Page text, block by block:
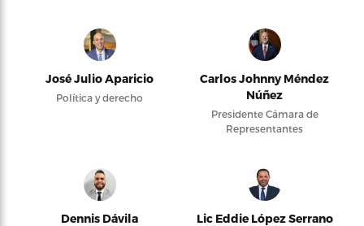
José Julio Aparicio
Política y derecho
Carlos Johnny Méndez
Núñez
Presidente Cámara de
Representantes
Dennis Dávila Lic Eddie López Serrano